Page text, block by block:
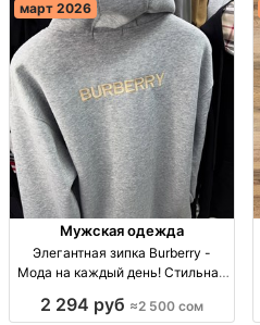
март 2026
Мужская одежда
Элегантная зипка Burberry -
Мода на каждый день! Стильная
2500 сом. Доставка по Бишкеку.
2 294 руб ≈2 500 сом